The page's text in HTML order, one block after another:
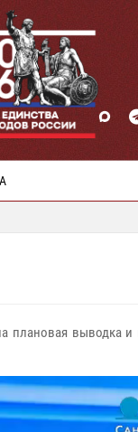
плановая выводка